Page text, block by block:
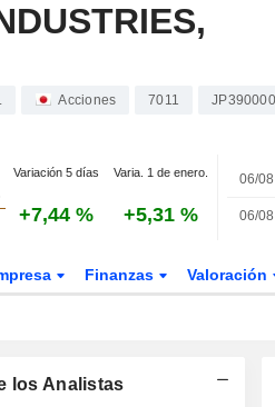
Acciones 7011
Variación 5 días Varia. 1 de enero.
+7,44 % +5,31 %
06/08
06/08
Finanzas Valoración
los Analistas